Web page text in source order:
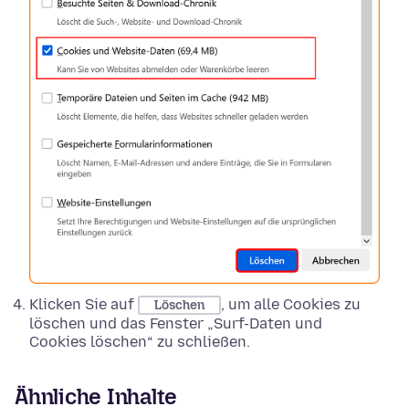
Klicken Sie auf Löschen
, um alle Cookies zu
löschen und das Fenster „Surf-Daten und
Cookies löschen“ zu schließen.
Ähnliche Inhalte